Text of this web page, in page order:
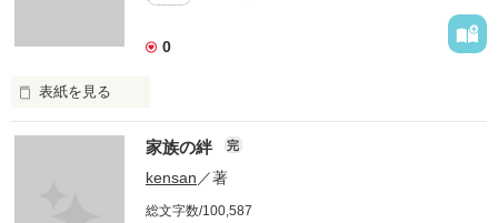
0
表紙を見る
私は病気と闘っています。
家族の絆 完
kensan ／著
総文字数/100,587